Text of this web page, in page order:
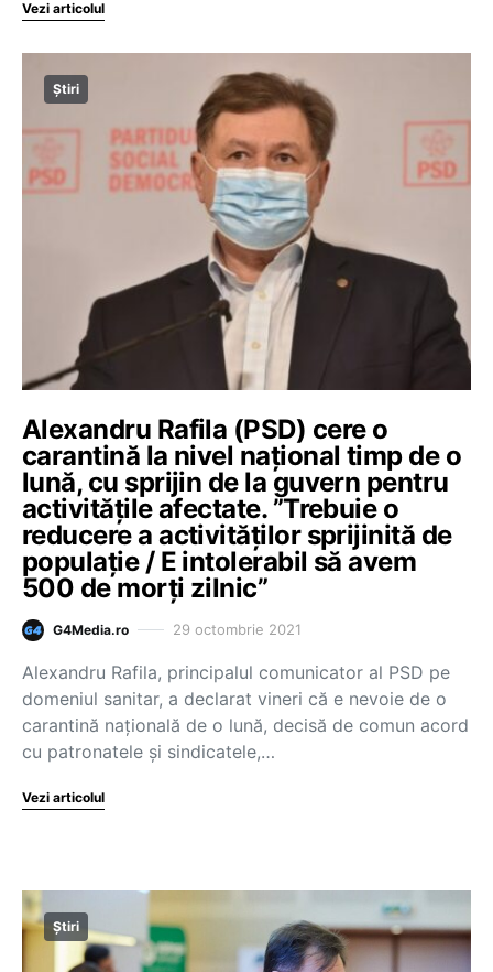
Vezi articolul
Știri
Alexandru Rafila (PSD) cere o
carantină la nivel național timp de o
lună, cu sprijin de la guvern pentru
activitățile afectate. ”Trebuie o
reducere a activităților sprijinită de
populație / E intolerabil să avem
500 de morți zilnic”
G4Media.ro 29 octombrie 2021
Alexandru Rafila, principalul comunicator al PSD pe
domeniul sanitar, a declarat vineri că e nevoie de o
carantină națională de o lună, decisă de comun acord
cu patronatele și sindicatele,…
Vezi articolul
Știri